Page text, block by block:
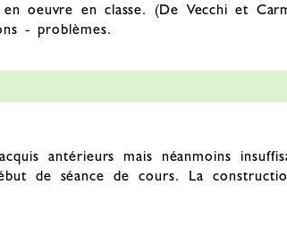
oeuvre en classe. (De Vecchi et
- problèmes.
antérieurs mais néanmoins
de séance de cours. La